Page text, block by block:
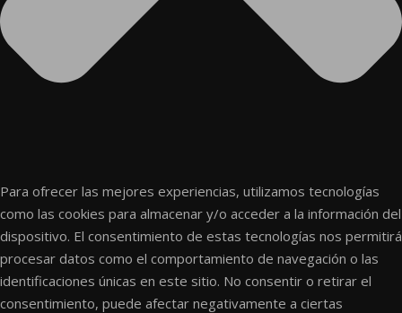
Para ofrecer las mejores experiencias, utilizamos tecnologías
como las cookies para almacenar y/o acceder a la información del
dispositivo. El consentimiento de estas tecnologías nos permitirá
procesar datos como el comportamiento de navegación o las
identificaciones únicas en este sitio. No consentir o retirar el
consentimiento, puede afectar negativamente a ciertas